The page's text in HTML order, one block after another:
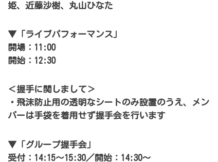
姫、近藤沙樹、丸山ひなた
▼「ライブパフォーマンス」
開場：11:00
開始：12:30
＜握手に関しまして＞
・飛沫防止用の透明なシートのみ設置のうえ、メン
バーは手袋を着用せず握手会を行います
▼「グループ握手会」
受付：14:15～15:30／開始：14:30～